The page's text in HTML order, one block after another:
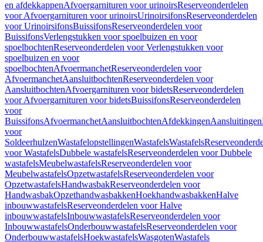
en afdekkappenAfvoergarnituren voor urinoirsReserveonderdelen
voor Afvoergarnituren voor urinoirsUrinoirsifonsReserveonderdelen
voor UrinoirsifonsBuissifonsReserveonderdelen voor
BuissifonsVerlengstukken voor spoelbuizen en voor
spoelbochtenReserveonderdelen voor Verlengstukken voor
spoelbuizen en voor
spoelbochtenAfvoermanchetReserveonderdelen voor
AfvoermanchetAansluitbochtenReserveonderdelen voor
AansluitbochtenAfvoergarnituren voor bidetsReserveonderdelen
voor Afvoergarnituren voor bidetsBuissifonsReserveonderdelen
voor
BuissifonsAfvoermanchetAansluitbochtenAfdekkingenAansluitingen
voor
SoldeerhulzenWastafelopstellingenWastafelsWastafels
voor WastafelsDubbele wastafelsReserveonderdelen voor Dubbele
wastafelsMeubelwastafelsReserveonderdelen voor
MeubelwastafelsOpzetwastafelsReserveonderdelen voor
OpzetwastafelsHandwasbakReserveonderdelen voor
HandwasbakOpzethandwasbakkenHoekhandwasbakkenHalve
inbouwwastafelsReserveonderdelen voor Halve
inbouwwastafelsInbouwwastafelsReserveonderdelen voor
InbouwwastafelsOnderbouwwastafelsReserveonderdelen voor
OnderbouwwastafelsHoekwastafelsWasgotenWastafels